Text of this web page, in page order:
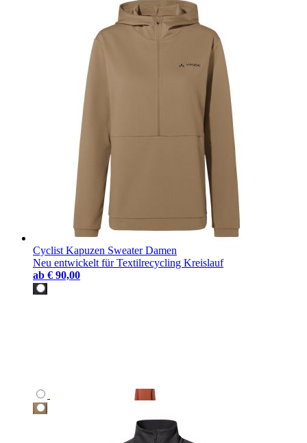
Cyclist Kapuzen Sweater Damen
Neu entwickelt für Textilrecycling Kreislauf
ab € 90,00